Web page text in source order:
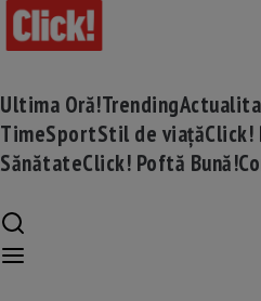
Ultima Oră!Trending
TimeSportStil de viațăClick!
SănătateClick! Poftă Bună!